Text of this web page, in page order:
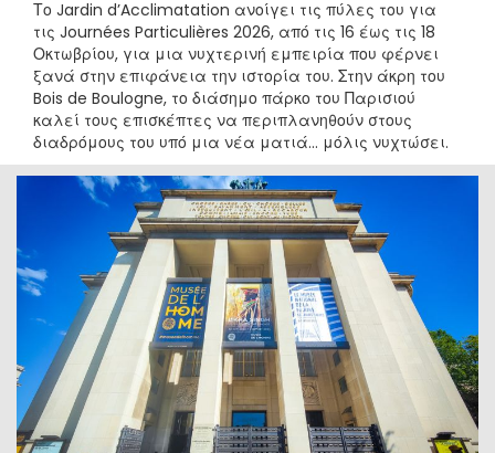
Το Jardin d’Acclimatation ανοίγει τις πύλες του για
τις Journées Particulières 2026, από τις 16 έως τις 18
Οκτωβρίου, για μια νυχτερινή εμπειρία που φέρνει
ξανά στην επιφάνεια την ιστορία του. Στην άκρη του
Bois de Boulogne, το διάσημο πάρκο του Παρισιού
καλεί τους επισκέπτες να περιπλανηθούν στους
διαδρόμους του υπό μια νέα ματιά… μόλις νυχτώσει.